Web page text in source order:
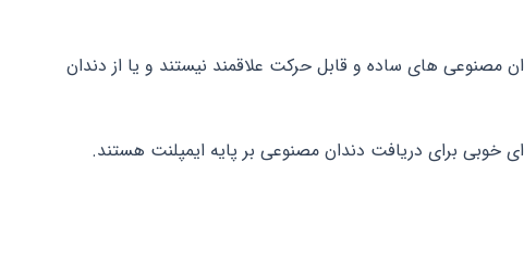
مصنوعی های ساده و قابل حرکت علاقمند نیستند و یا از دندان
خوبی برای دریافت دندان مصنوعی بر پایه ایمپلنت هستند.